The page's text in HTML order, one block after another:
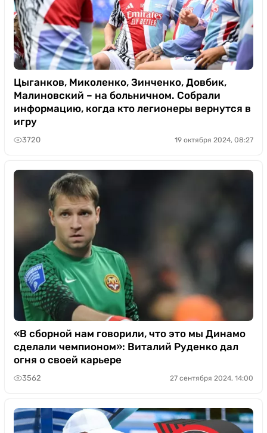
Цыганков, Миколенко, Зинченко, Довбик,
Малиновский – на больничном. Собрали
информацию, когда кто легионеры вернутся в
игру
3720 19 октября 2024, 08:27
«В сборной нам говорили, что это мы Динамо
сделали чемпионом»: Виталий Руденко дал
огня о своей карьере
3562 27 сентября 2024, 14:00